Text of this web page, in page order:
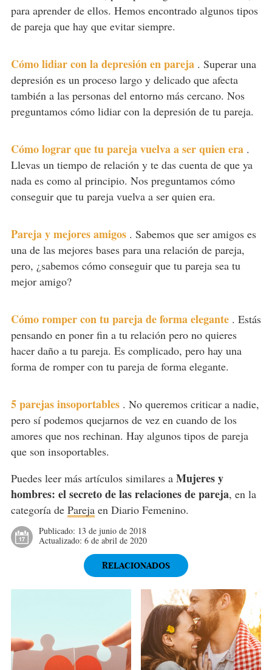
para aprender de ellos. Hemos encontrado algunos tipos
de pareja que hay que evitar siempre.
Cómo lidiar con la depresión en pareja . Superar una
depresión es un proceso largo y delicado que afecta
también a las personas del entorno más cercano. Nos
preguntamos cómo lidiar con la depresión de tu pareja.
Cómo lograr que tu pareja vuelva a ser quien era .
Llevas un tiempo de relación y te das cuenta de que ya
nada es como al principio. Nos preguntamos cómo
conseguir que tu pareja vuelva a ser quien era.
Pareja y mejores amigos . Sabemos que ser amigos es
una de las mejores bases para una relación de pareja,
pero, ¿sabemos cómo conseguir que tu pareja sea tu
mejor amigo?
Cómo romper con tu pareja de forma elegante . Estás
pensando en poner fin a tu relación pero no quieres
hacer daño a tu pareja. Es complicado, pero hay una
forma de romper con tu pareja de forma elegante.
5 parejas insoportables . No queremos criticar a nadie,
pero sí podemos quejarnos de vez en cuando de los
amores que nos rechinan. Hay algunos tipos de pareja
que son insoportables.
Puedes leer más artículos similares a Mujeres y
hombres: el secreto de las relaciones de pareja, en la
categoría de Parejaen Diario Femenino.
Publicado: 13 de junio de 2018
Actualizado: 6 de abril de 2020
RELACIONADOS